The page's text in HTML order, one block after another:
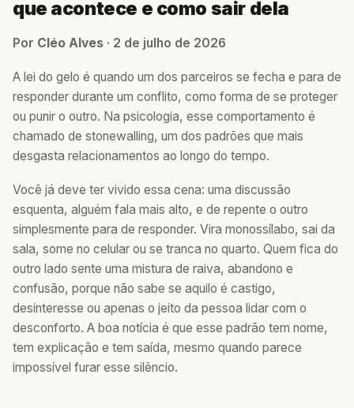
que acontece e como sair dela
Por Cléo Alves · 2 de julho de 2026
A lei do gelo é quando um dos parceiros se fecha e para de
responder durante um conflito, como forma de se proteger
ou punir o outro. Na psicologia, esse comportamento é
chamado de stonewalling, um dos padrões que mais
desgasta relacionamentos ao longo do tempo.
Você já deve ter vivido essa cena: uma discussão
esquenta, alguém fala mais alto, e de repente o outro
simplesmente para de responder. Vira monossílabo, sai da
sala, some no celular ou se tranca no quarto. Quem fica do
outro lado sente uma mistura de raiva, abandono e
confusão, porque não sabe se aquilo é castigo,
desinteresse ou apenas o jeito da pessoa lidar com o
desconforto. A boa notícia é que esse padrão tem nome,
tem explicação e tem saída, mesmo quando parece
impossível furar esse silêncio.